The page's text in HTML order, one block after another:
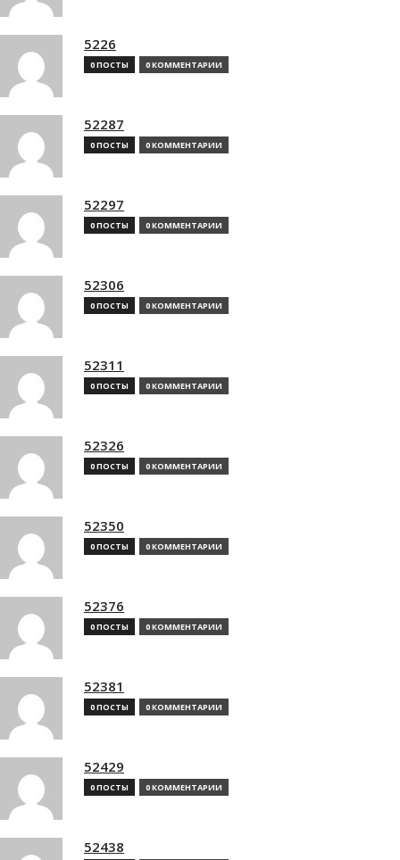
5226
0 ПОСТЫ 0 КОММЕНТАРИИ
52287
0 ПОСТЫ 0 КОММЕНТАРИИ
52297
0 ПОСТЫ 0 КОММЕНТАРИИ
52306
0 ПОСТЫ 0 КОММЕНТАРИИ
52311
0 ПОСТЫ 0 КОММЕНТАРИИ
52326
0 ПОСТЫ 0 КОММЕНТАРИИ
52350
0 ПОСТЫ 0 КОММЕНТАРИИ
52376
0 ПОСТЫ 0 КОММЕНТАРИИ
52381
0 ПОСТЫ 0 КОММЕНТАРИИ
52429
0 ПОСТЫ 0 КОММЕНТАРИИ
52438